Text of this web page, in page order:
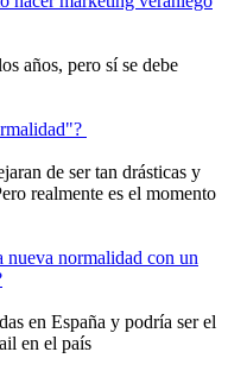
años, pero sí se debe
de ser tan drásticas y
realmente es el momento
nueva normalidad con un
en España y podría ser el
en el país